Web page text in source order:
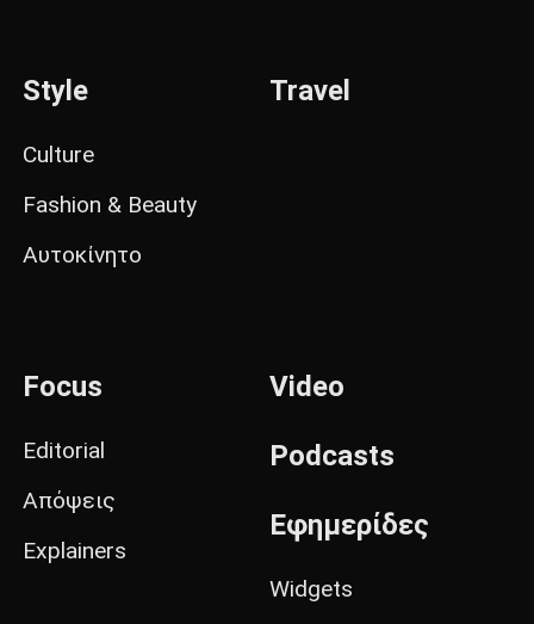
Style
Culture
Fashion & Beauty
Αυτοκίνητο
Travel
Focus
Editorial
Απόψεις
Explainers
Video
Podcasts
Εφημερίδες
Widgets